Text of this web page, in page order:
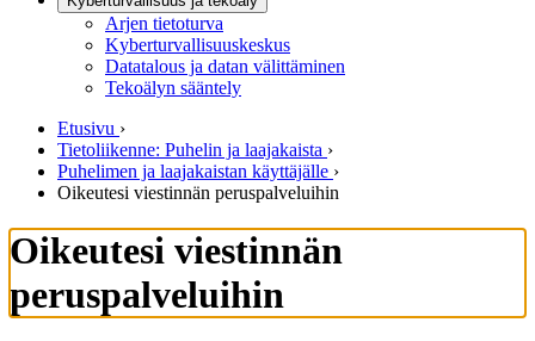
Arjen tietoturva
Kyberturvallisuuskeskus
Datatalous ja datan välittäminen
Tekoälyn sääntely
Etusivu ›
Tietoliikenne: Puhelin ja laajakaista ›
Puhelimen ja laajakaistan käyttäjälle ›
Oikeutesi viestinnän peruspalveluihin
Oikeutesi viestinnän
peruspalveluihin